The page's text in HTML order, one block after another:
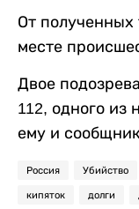
От полученных
месте
Двое
112, одного из
ему и
Россия Убийство
кипяток долги